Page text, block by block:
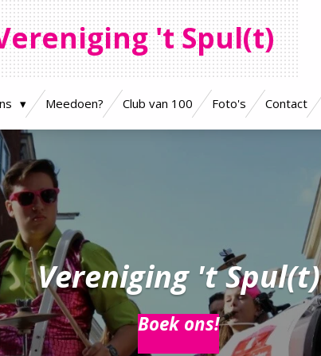
't Spul(t)
Meedoen? Club van 100 Foto's Contact
Vereniging 't Spul(t)
Boek ons!